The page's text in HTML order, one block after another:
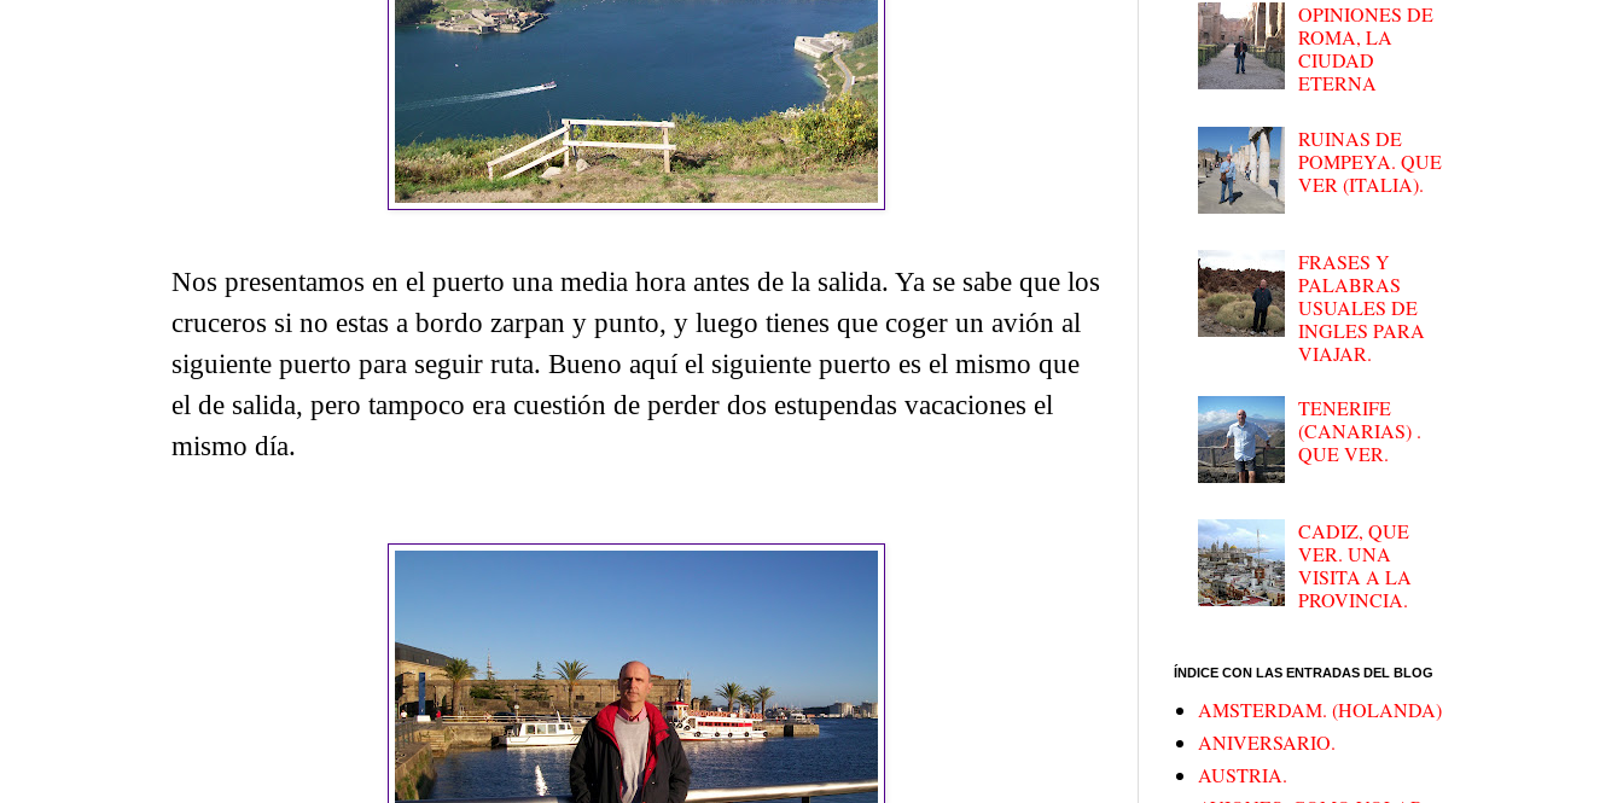
Nos presentamos en el puerto una media hora antes de la salida. Ya se sabe que los
cruceros si no estas a bordo zarpan y punto, y luego tienes que coger un avión al
siguiente puerto para seguir ruta. Bueno aquí el siguiente puerto es el mismo que
el de salida, pero tampoco era cuestión de perder dos estupendas vacaciones el
mismo día.
OPINIONES DE
ROMA, LA
CIUDAD
ETERNA
RUINAS DE
POMPEYA. QUE
VER (ITALIA).
FRASES Y
PALABRAS
USUALES DE
INGLES PARA
VIAJAR.
TENERIFE
(CANARIAS) .
QUE VER.
CADIZ, QUE
VER. UNA
VISITA A LA
PROVINCIA.
ÍNDICE CON LAS ENTRADAS DEL BLOG
AMSTERDAM. (HOLANDA)
ANIVERSARIO.
AUSTRIA.